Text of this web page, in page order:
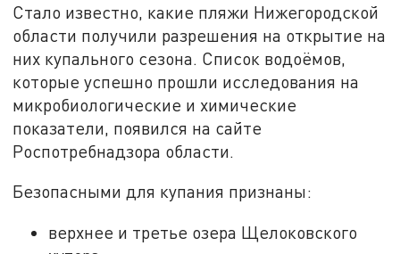
Стало известно, какие пляжи Нижегородской
области получили разрешения на открытие на
них купального сезона. Список водоёмов,
которые успешно прошли исследования на
микробиологические и химические
показатели, появился на сайте
Роспотребнадзора области.
Безопасными для купания признаны:
верхнее и третье озера Щелоковского